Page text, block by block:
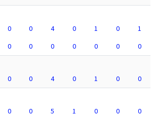
0 0 4 0 1 0
1
0 0 0 0 0 0
0
0 0 4 0 1 0
0
0 0 5 1 0 0
0